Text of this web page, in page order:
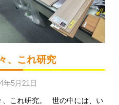
、これ研究
年5月21日
、これ研究。 世の中には、い